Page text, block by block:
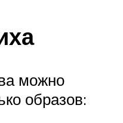
можно
образов: